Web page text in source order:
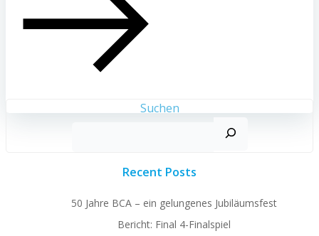
Suchen
Recent Posts
50 Jahre BCA – ein gelungenes Jubiläumsfest
Bericht: Final 4-Finalspiel